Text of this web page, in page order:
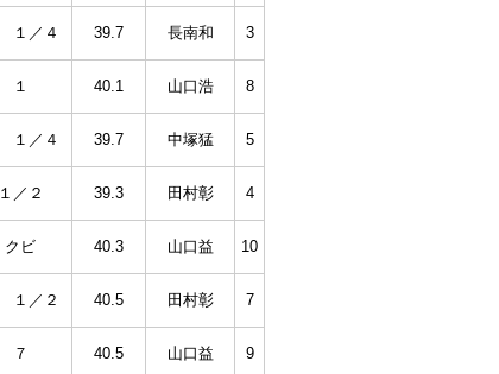
１／４ 39.7 長南和 3
１ 40.1 山口浩 8
１／４ 39.7 中塚猛 5
１／２ 39.3 田村彰 4
クビ 40.3 山口益 10
１／２ 40.5 田村彰 7
７ 40.5 山口益 9